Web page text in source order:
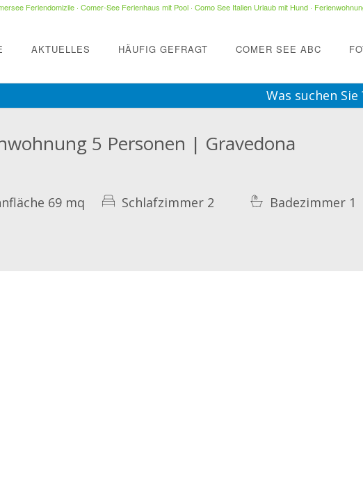
Feriendomizile· Comer-See Ferienhaus mit Pool· Como See Italien Urlaub mit Hund·
AKTUELLES HÄUFIG GEFRAGT COMER SEE ABC
Was suchen Sie
5 Personen | Gravedona
69 mq Schlafzimmer 2 Badezimmer 1